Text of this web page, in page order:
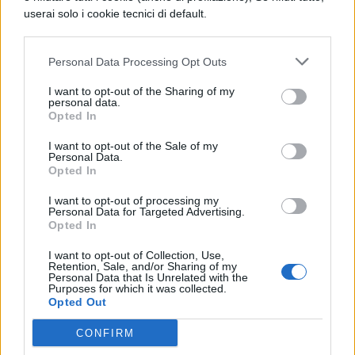
userai solo i cookie tecnici di default.
Personal Data Processing Opt Outs
I want to opt-out of the Sharing of my
personal data.
Opted In
I want to opt-out of the Sale of my
Personal Data.
Opted In
I want to opt-out of processing my
Personal Data for Targeted Advertising.
Opted In
I want to opt-out of Collection, Use,
Retention, Sale, and/or Sharing of my
Personal Data that Is Unrelated with the
Purposes for which it was collected.
Opted Out
CONFIRM
Ed è davvero un peccato che gli italiani non
li amino, convinti forse che questo genere
letterario non sappia raccontare la realtà
altrettanto bene di romanzi o saggi filosofici.
F. Caramagna
Contagocce, 69 aforismi
Genesi ed.
8.50 euro